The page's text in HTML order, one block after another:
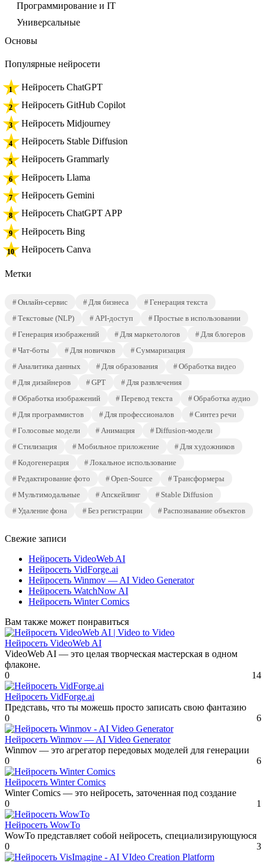
Программирование и IT
Универсальные
Основы
Популярные нейросети
Нейросеть ChatGPT
Нейросеть GitHub Copilot
Нейросеть Midjourney
Нейросеть Stable Diffusion
Нейросеть Grammarly
Нейросеть Llama
Нейросеть Gemini
Нейросеть ChatGPT APP
Нейросеть Bing
Нейросеть Canva
Метки
Онлайн-сервис Для бизнеса
Генерация текста
Текстовые (NLP)
API-доступ
Простые в использовании
Генерация изображений
Для маркетологов
Для блогеров
Чат-боты
Для новичков
Суммаризация
Аналитика данных
Для образования
Обработка видео
Для дизайнеров
GPT
Для развлечения
Обработка изображений
Перевод текста
Обработка аудио
Для программистов
Для профессионалов
Синтез речи
Голосовые модели
Анимация
Diffusion-модели
Стилизация
Мобильное приложение
Для художников
Кодогенерация
Локальное использование
Редактирование фото
Open-Source
Трансформеры
Мультимодальные
Апскейлинг
Stable Diffusion
Удаление фона
Без регистрации Распознавание объектов
Свежие записи
Нейросеть VideoWeb AI
Нейросеть VidForge.ai
Нейросеть Winmov — AI Video Generator
Нейросеть WatchNow AI
Нейросеть Winter Comics
Вам также может понравиться
Нейросеть VideoWeb AI
VideoWeb AI — это целая творческая мастерская в одном
флаконе.
0
14
Нейросеть VidForge.ai
Представь, что ты можешь просто записать свою фантазию
0
6
Нейросеть Winmov — AI Video Generator
Winmov — это агрегатор передовых моделей для генерации
0
6
Нейросеть Winter Comics
Winter Comics — это нейросеть, заточенная под создание
0
1
Нейросеть WowTo
WowTo представляет собой нейросеть, специализирующуюся
0
3